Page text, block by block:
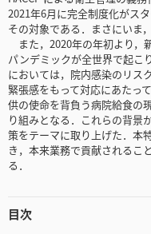
2021年6月に完全制度化がス
その対象である．まさにいま
また，2020年の年初より，
パンデミックが全世界で起こ
においては，院内感染のリス
緊張感をもって対応にあたっ
供の使命を背負う病院給食の
り組みとなる．これらの背景
策をテーマに取り上げた．本
き，本来業務で貢献されるこ
る．
目次